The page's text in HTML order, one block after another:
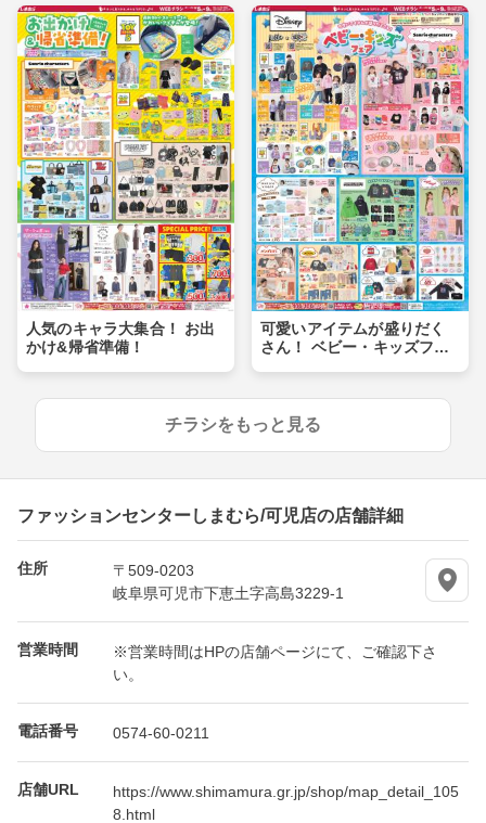
人気のキャラ大集合！ お出
かけ&帰省準備！
可愛いアイテムが盛りだく
さん！ ベビー・キッズフェ
チラシをもっと見る
ファッションセンターしまむら/可児店の店舗詳細
住所
〒509-0203
岐阜県可児市下恵土字高島3229-1
営業時間
※営業時間はHPの店舗ページにて、ご確認下さ
い。
電話番号 0574-60-0211
店舗URL
https://www.shimamura.gr.jp/shop/map_detail_105
8.html